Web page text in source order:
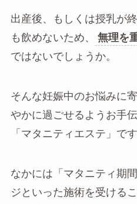
出産後、もしくは授乳が
も飲めないため、
無理を
ではないでしょうか。
そんな妊娠中のお悩みに
やかに過ごせるようお手
「マタニティエステ」です
なかには「マタニティ期
ジといった施術を受ける